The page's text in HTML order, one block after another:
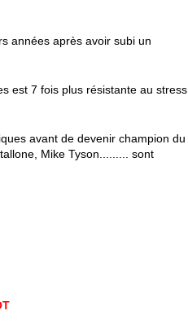
années après avoir subi un
est 7 fois plus résistante au stress
avant de devenir champion du
Mike Tyson......... sont